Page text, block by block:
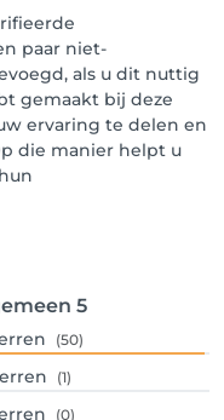
paar niet-
als u dit nuttig
gemaakt bij deze
ervaring te delen en
die manier helpt u
5
(50)
(1)
(0)